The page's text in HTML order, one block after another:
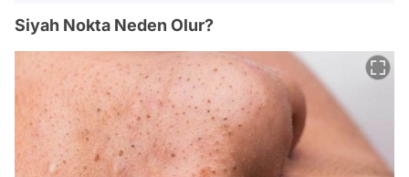
Siyah Nokta Neden Olur?